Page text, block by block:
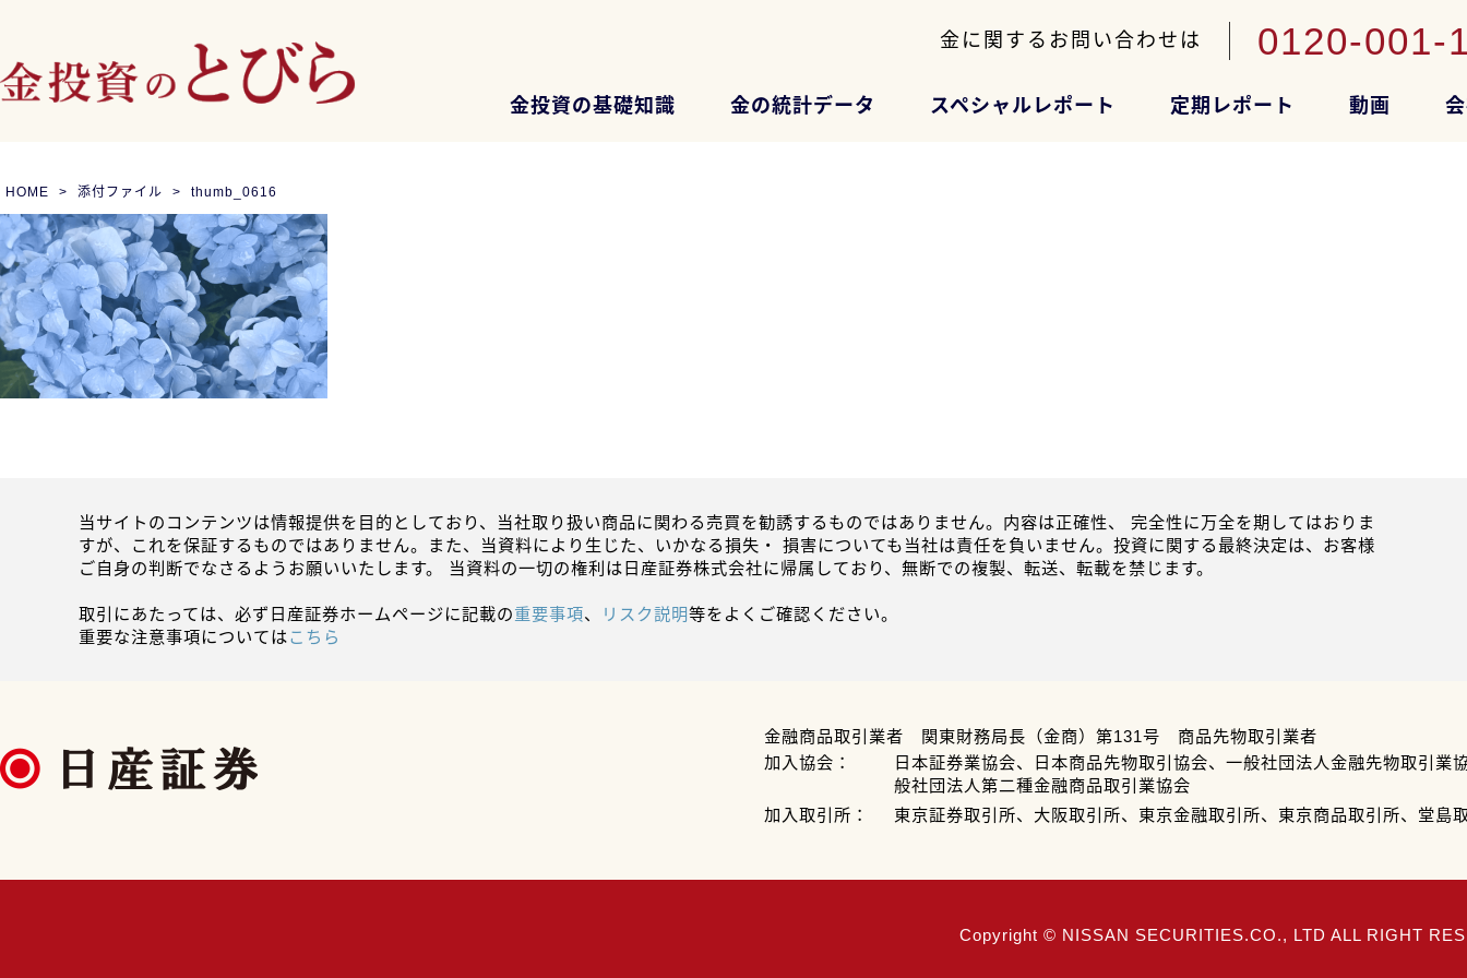
金に関するお問い合わせは 0120-001-
金投資の基礎知識 金の統計データ スペシャルレポート 定期レポート 動画
HOME 添付ファイル thumb_0616
当サイトのコンテンツは情報提供を目的としており、当社取り扱い商品に関わる売買を勧誘するものではありません。内容は正確性、 完全性に万全を期してはおりま
すが、これを保証するものではありません。また、当資料により生じた、いかなる損失・ 損害についても当社は責任を負いません。投資に関する最終決定は、お客様
ご自身の判断でなさるようお願いいたします。 当資料の一切の権利は日産証券株式会社に帰属しており、無断での複製、転送、転載を禁じます。
取引にあたっては、必ず日産証券ホームページに記載の重要事項、 リスク説明等をよくご確認ください。
重要な注意事項についてはこちら
金融商品取引業者 関東財務局長（金商）第131号 商品先物取引業者
加入協会：
日本証券業協会、日本商品先物取引協会、一般社団法人金融先物取引業
般社団法人第二種金融商品取引業協会
加入取引所：
東京証券取引所、大阪取引所、東京金融取引所、東京商品取引所、堂島
Copyright © NISSAN SECURITIES.CO., LTD ALL RIGHT